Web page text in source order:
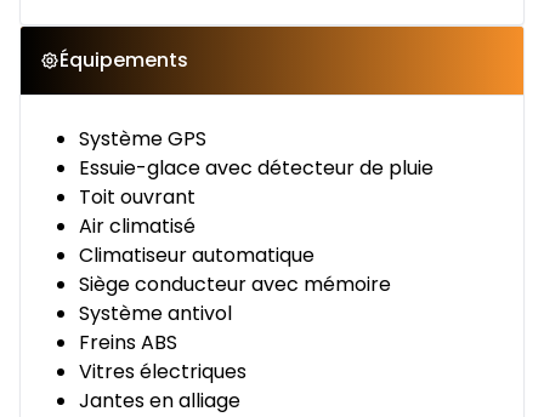
Équipements
Système GPS
Essuie-glace avec détecteur de pluie
Toit ouvrant
Air climatisé
Climatiseur automatique
Siège conducteur avec mémoire
Système antivol
Freins ABS
Vitres électriques
Jantes en alliage